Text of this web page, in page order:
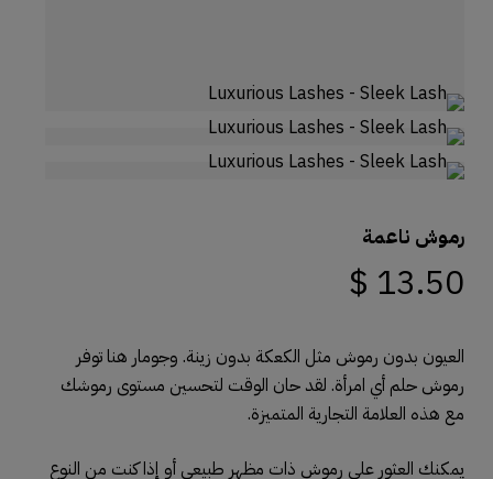
رموش ناعمة
$ 13.50
العيون بدون رموش مثل الكعكة بدون زينة. وجومار هنا توفر
رموش حلم أي امرأة. لقد حان الوقت لتحسين مستوى رموشك
مع هذه العلامة التجارية المتميزة.
يمكنك العثور على رموش ذات مظهر طبيعي أو إذا كنت من النوع